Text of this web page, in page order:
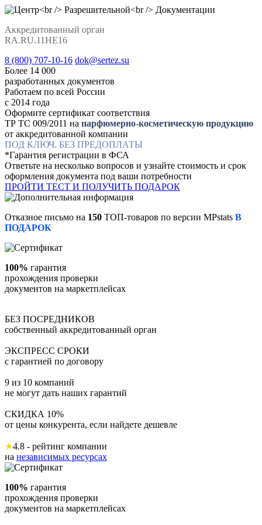
Аккредитованный орган
RA.RU.11НЕ16
8 (800) 707-10-16 dok@sertez.su
Более 14 000
разработанных документов
Работаем по всей Роcсии
с 2014 года
Оформите сертификат соответствия
ТР ТС 009/2011 на парфюмерно-косметическую продукцию
от аккредитованной компании
ПОД КЛЮЧ. БЕЗ ПРЕДОПЛАТЫ
*Гарантия регистрации в ФСА
Ответьте на несколько вопросов и узнайте стоимость и срок
оформления документа под ваши потребности
ПРОЙТИ ТЕСТ И ПОЛУЧИТЬ ПОДАРОК
Отказное письмо на 150 ТОП-товаров по версии MPstats В
ПОДАРОК
100% гарантия
прохождения проверки
документов на маркетплейсах
БЕЗ ПОСРЕДНИКОВ
собственный аккредитованный орган
ЭКСПРЕСС СРОКИ
с гарантией по договору
9 из 10 компаний
не могут дать наших гарантий
СКИДКА 10%
от цены конкурента, если найдете дешевле
★4.8 - рейтинг компании
на независимых ресурсах
100% гарантия
прохождения проверки
документов на маркетплейсах